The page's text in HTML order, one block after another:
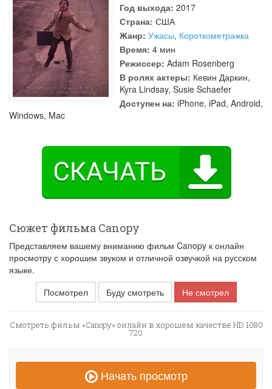
Год выхода: 2017
Страна: США
Жанр: Ужасы, Короткометражка
Время: 4 мин
Режиссер: Adam Rosenberg
В ролях актеры: Кевин Даркин,
Kyra Lindsay, Susie Schaefer
Доступен на: iPhone, iPad, Android,
Windows, Mac
Сюжет фильма Canopy
Представляем вашему вниманию фильм Canopy к онлайн
просмотру с хорошим звуком и отличной озвучкой на русском
языке.
Посмотрел
Буду смотреть Не смотрел
Смотреть фильм «Canopy» онлайн в хорошем качестве HD 1080
720
Начать просмотр